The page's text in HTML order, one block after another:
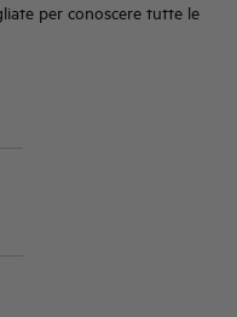
per conoscere tutte le